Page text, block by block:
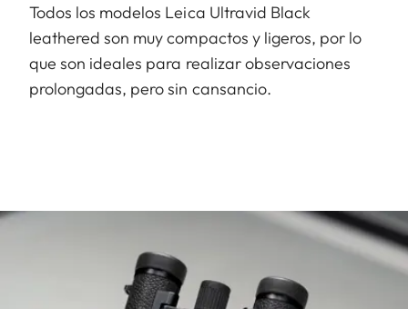
Todos los modelos Leica Ultravid Black
leathered son muy compactos y ligeros, por lo
que son ideales para realizar observaciones
prolongadas, pero sin cansancio.